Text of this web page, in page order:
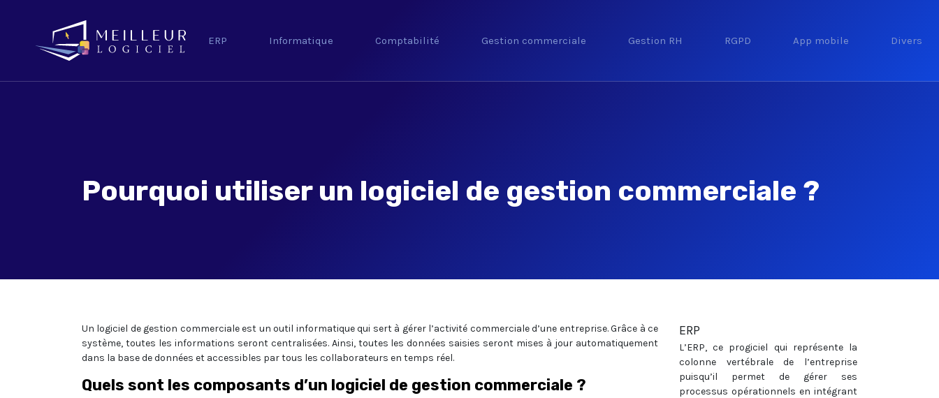
ERP Informatique Comptabilité Gestion commerciale Gestion RH RGPD App mobile Divers
Pourquoi utiliser un logiciel de gestion commerciale ?
Un logiciel de gestion commerciale est un outil informatique qui sert à gérer l’activité commerciale d’une entreprise. Grâce à ce
système, toutes les informations seront centralisées. Ainsi, toutes les données saisies seront mises à jour automatiquement
dans la base de données et accessibles par tous les collaborateurs en temps réel.
Quels sont les composants d’un logiciel de gestion commerciale ?
ERP
L’ERP, ce progiciel qui représente la
colonne vertébrale de l’entreprise
puisqu’il permet de gérer ses
processus opérationnels en intégrant